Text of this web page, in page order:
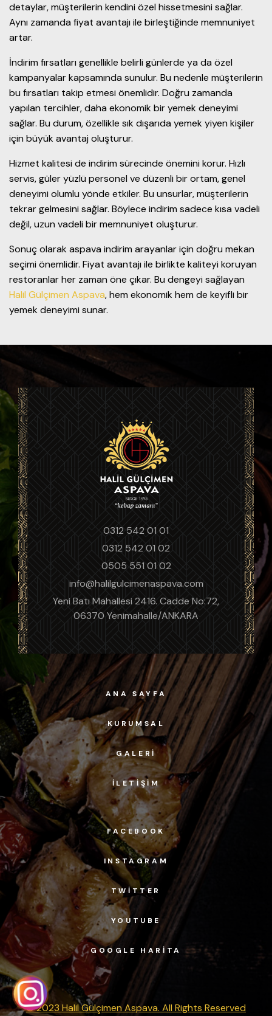
detaylar, müşterilerin kendini özel hissetmesini sağlar.
Aynı zamanda fiyat avantajı ile birleştiğinde memnuniyet
artar.
İndirim fırsatları genellikle belirli günlerde ya da özel
kampanyalar kapsamında sunulur. Bu nedenle müşterilerin
bu fırsatları takip etmesi önemlidir. Doğru zamanda
yapılan tercihler, daha ekonomik bir yemek deneyimi
sağlar. Bu durum, özellikle sık dışarıda yemek yiyen kişiler
için büyük avantaj oluşturur.
Hizmet kalitesi de indirim sürecinde önemini korur. Hızlı
servis, güler yüzlü personel ve düzenli bir ortam, genel
deneyimi olumlu yönde etkiler. Bu unsurlar, müşterilerin
tekrar gelmesini sağlar. Böylece indirim sadece kısa vadeli
değil, uzun vadeli bir memnuniyet oluşturur.
Sonuç olarak aspava indirim arayanlar için doğru mekan
seçimi önemlidir. Fiyat avantajı ile birlikte kaliteyi koruyan
restoranlar her zaman öne çıkar. Bu dengeyi sağlayan
Halil Gülçimen Aspava, hem ekonomik hem de keyifli bir
yemek deneyimi sunar.
0312 542 01 01
0312 542 01 02
0505 551 01 02
info@halilgulcimenaspava.com
Yeni Batı Mahallesi 2416. Cadde No:72,
06370 Yenimahalle/ANKARA
ANA SAYFA
KURUMSAL
GALERI
İLETIŞIM
FACEBOOK
INSTAGRAM
TWITTER
YOUTUBE
GOOGLE HARITA
© 2023 Halil Gülçimen Aspava. All Rights Reserved